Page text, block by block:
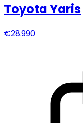
ToyotaYaris
€28.990